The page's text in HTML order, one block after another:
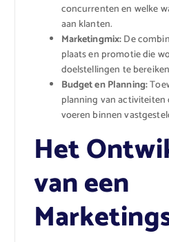
concurrenten en welke
aan klanten.
Marketingmix:De
plaats en promotie die
doelstellingen te
Budget en Planning:
planning van
voeren binnen
Het
van een